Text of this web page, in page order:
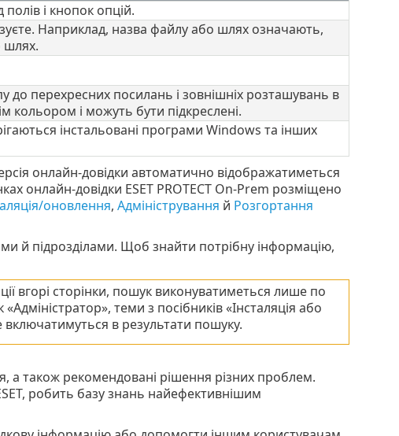
і кнопок опцій.
Наприклад, назва файлу або шлях означають,
шлях.
до перехресних посилань і зовнішніх розташувань в
кольором і можуть бути підкреслені.
інстальовані програми Windows та інших
онлайн-довідки автоматично відображатиметься
онлайн-довідки ESET PROTECT On-Prem розміщено
оновлення, Адміністрування й Розгортання
й підрозділами. Щоб знайти потрібну інформацію,
вгорі сторінки, пошук виконуватиметься лише по
теми з посібників «Інсталяція або
в результати пошуку.
а також рекомендовані рішення різних проблем.
робить базу знань найефективнішим